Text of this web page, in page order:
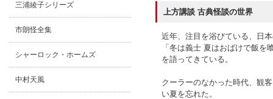
三浦綾子シリーズ
市朗怪全集
シャーロック・ホームズ
中村天風
上方講談 古典怪談の世界
近年、注目を浴びている、日
「冬は義士 夏はおばけで飯
を語ってきている。
クーラーのなかった時代、観
い夏を忘れた。